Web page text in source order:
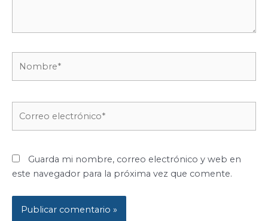
Guarda mi nombre, correo electrónico y web en
este navegador para la próxima vez que comente.